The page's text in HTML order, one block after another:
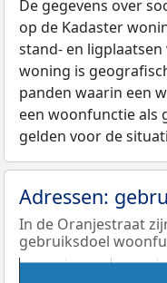
De gegevens over
op de Kadaster
stand- en
woning is
panden waarin een
een woonfunctie als
gelden voor de
Adressen:
In de Oranjestraat
gebruiksdoel